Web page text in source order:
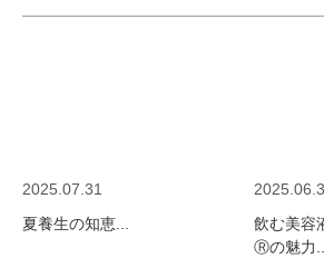
肌改善のプロと
お
のし
ミュ
2025.07.31
夏養生の知恵...
飲む美容
Ⓡの魅力...